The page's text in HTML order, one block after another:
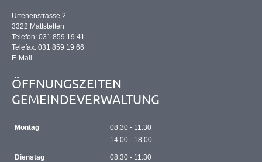
Urtenenstrasse 2
3322 Mattstetten
Telefon: 031 859 19 41
Telefax: 031 859 19 66
E-Mail
ÖFFNUNGSZEITEN
GEMEINDEVERWALTUNG
Montag
08.30 - 11.30
14.00 - 18.00
Dienstag
08.30 - 11.30